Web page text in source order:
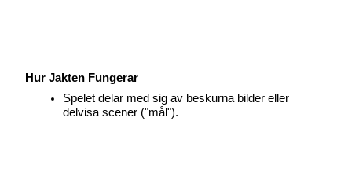
Auto Invest
Hur Jakten Fungerar
Spelet delar med sig av beskurna bilder eller
delvisa scener ("mål").